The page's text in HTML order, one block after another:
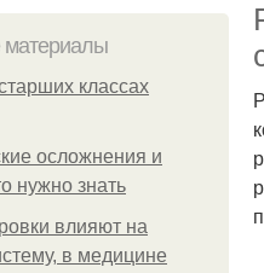
классах
осложнения и
нужно знать
влияют на
в медицине